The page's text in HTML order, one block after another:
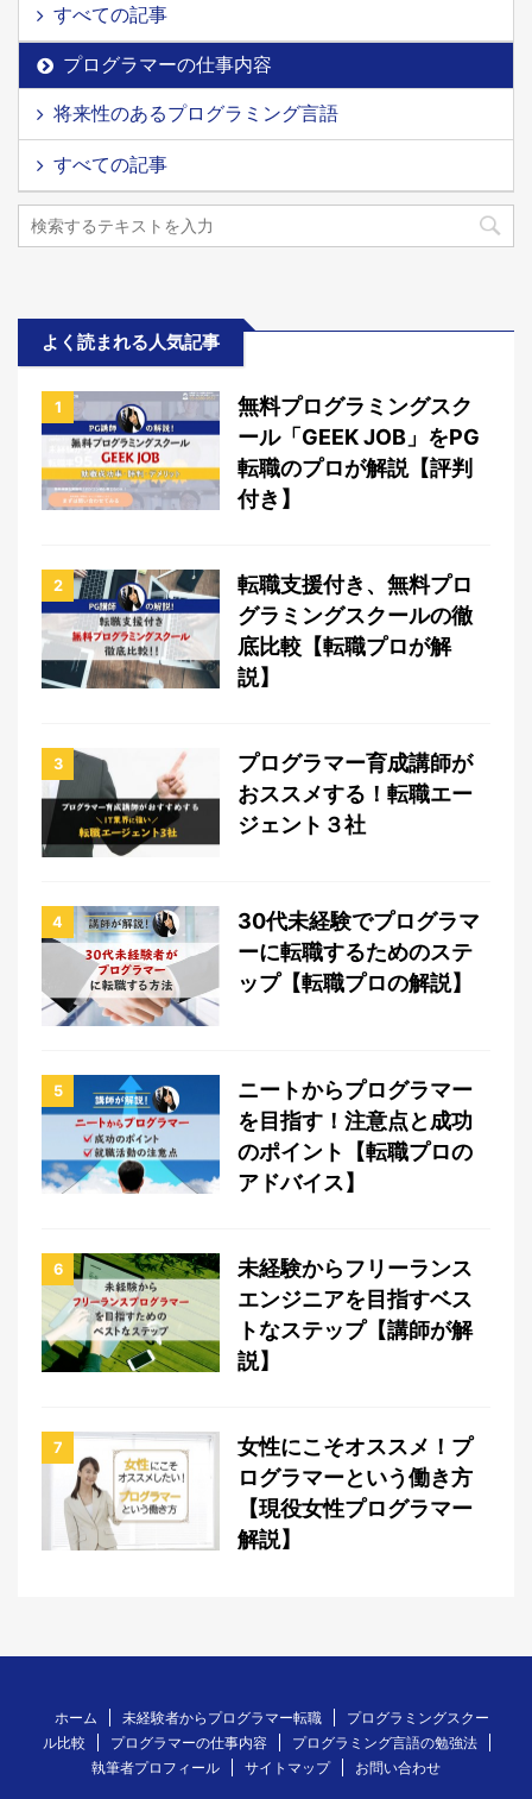
すべての記事
プログラマーの仕事内容
将来性のあるプログラミング言語
すべての記事
よく読まれる人気記事
1
無料プログラミングスク
ール「GEEK JOB」をPG
転職のプロが解説【評判
付き】
2
転職支援付き、無料プロ
グラミングスクールの徹
底比較【転職プロが解
説】
3
プログラマー育成講師が
おススメする！転職エー
ジェント３社
4
30代未経験でプログラマ
ーに転職するためのステ
ップ【転職プロの解説】
5
ニートからプログラマー
を目指す！注意点と成功
のポイント【転職プロの
アドバイス】
6
未経験からフリーランス
エンジニアを目指すベス
トなステップ【講師が解
説】
7
女性にこそオススメ！プ
ログラマーという働き方
【現役女性プログラマー
解説】
ホーム 未経験者からプログラマー転職
プログラミングスクー
ル比較
プログラマーの仕事内容
プログラミング言語の勉強法
執筆者プロフィール
サイトマップ お問い合わせ